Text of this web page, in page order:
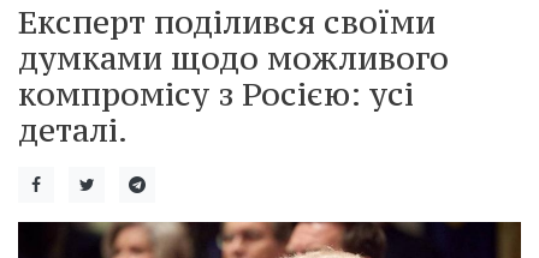
Експерт поділився своїми
думками щодо можливого
компромісу з Росією: усі
деталі.